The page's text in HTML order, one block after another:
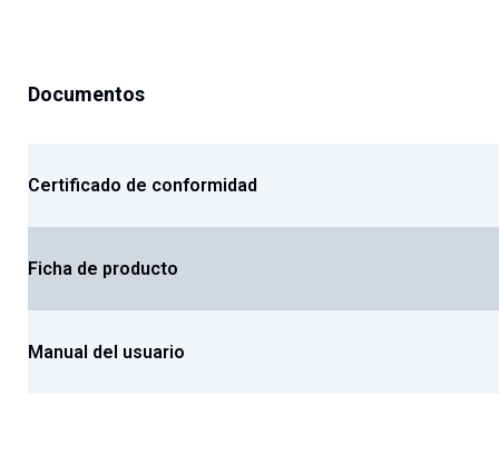
Documentos
Certificado de conformidad
Ficha de producto
Manual del usuario